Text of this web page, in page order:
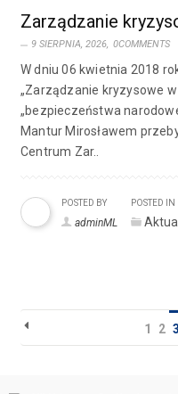
Zarządzanie
9 SIERPNIA, 2026, 0COMMENTS
W dniu 06 kwietnia 2018
„Zarządzanie kryzysowe
„bezpieczeństwa
Mantur Mirosławem
Centrum Zar..
POSTED BY
adminML
POSTED IN
1 2 3